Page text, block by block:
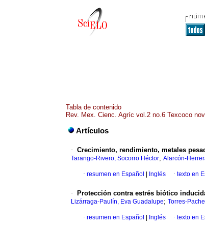
Tabla de contenido
Rev. Mex. Cienc. Agríc vol.2 no.6 Texcoco
Artículos
· Crecimiento, rendimiento, metales
Tarango-Rivero, Socorro Héctor; Alarcón-
· resumen en Español Inglés · texto en
· Protección contra estrés biótico
Lizárraga-Paulín, Eva Guadalupe; Torres-
· resumen en Español Inglés · texto en